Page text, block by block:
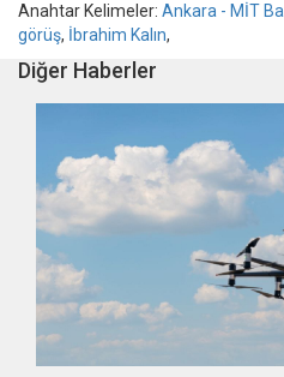
Anahtar Kelimeler: Ankara - MİT
görüş, İbrahim Kalın,
Diğer Haberler